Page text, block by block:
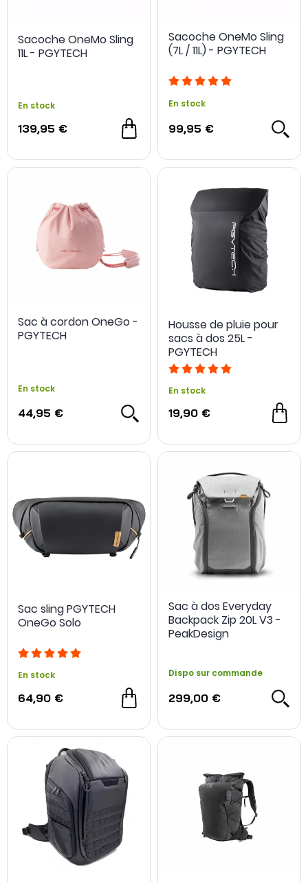
Sacoche OneMo Sling
11L - PGYTECH
En stock
139,95 €
Sacoche OneMo Sling
(7L / 11L) - PGYTECH
En stock
99,95 €
Sac à cordon OneGo -
PGYTECH
En stock
44,95 €
Housse de pluie pour
sacs à dos 25L -
PGYTECH
En stock
19,90 €
Sac sling PGYTECH
OneGo Solo
En stock
64,90 €
Sac à dos Everyday
Backpack Zip 20L V3 -
PeakDesign
Dispo sur commande
299,00 €